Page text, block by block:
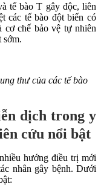
tế bào T gây độc, liên
các tế bào đột biến có
cơ chế bảo vệ tự nhiên
sớm.
thư của các tế bào
dịch trong y
cứu nổi bật
hướng điều trị mới
nhân gây bệnh. Dưới